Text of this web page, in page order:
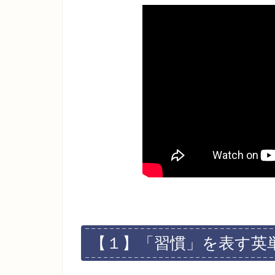
【１】「習慣」を表す英